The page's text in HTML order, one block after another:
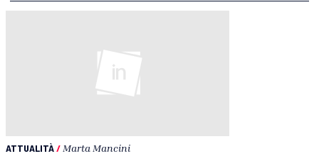
ATTUALITÀ/ Marta Mancini